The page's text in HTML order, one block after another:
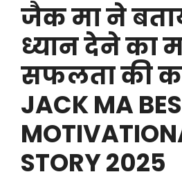
जैक मा ने
ध्यान देने का
सफलता की
JACK MA
STORY 2025